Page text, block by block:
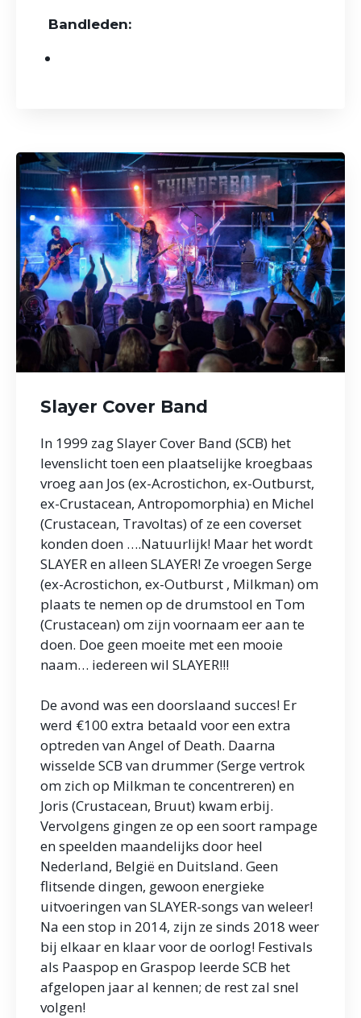
Bandleden:
Slayer Cover Band
In 1999 zag Slayer Cover Band (SCB) het
levenslicht toen een plaatselijke kroegbaas
vroeg aan Jos (ex-Acrostichon, ex-Outburst,
ex-Crustacean, Antropomorphia) en Michel
(Crustacean, Travoltas) of ze een coverset
konden doen ….Natuurlijk! Maar het wordt
SLAYER en alleen SLAYER! Ze vroegen Serge
(ex-Acrostichon, ex-Outburst , Milkman) om
plaats te nemen op de drumstool en Tom
(Crustacean) om zijn voornaam eer aan te
doen. Doe geen moeite met een mooie
naam… iedereen wil SLAYER!!!
De avond was een doorslaand succes! Er
werd €100 extra betaald voor een extra
optreden van Angel of Death. Daarna
wisselde SCB van drummer (Serge vertrok
om zich op Milkman te concentreren) en
Joris (Crustacean, Bruut) kwam erbij.
Vervolgens gingen ze op een soort rampage
en speelden maandelijks door heel
Nederland, België en Duitsland. Geen
flitsende dingen, gewoon energieke
uitvoeringen van SLAYER-songs van weleer!
Na een stop in 2014, zijn ze sinds 2018 weer
bij elkaar en klaar voor de oorlog! Festivals
als Paaspop en Graspop leerde SCB het
afgelopen jaar al kennen; de rest zal snel
volgen!